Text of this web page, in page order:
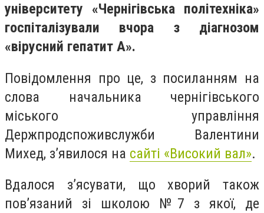
університету «Чернігівська політехніка»
госпіталізували вчора з діагнозом
«вірусний гепатит А».
Повідомлення про це, з посиланням на
слова начальника чернігівського
міського управління
Держпродспоживслужби Валентини
Михед, з’явилося на сайті «Високий вал».
Вдалося з’ясувати, що хворий також
пов’язаний зі школою №7 з якої, де